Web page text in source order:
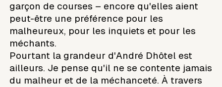
garçon de courses – encore qu'elles aient
peut-être une préférence pour les
malheureux, pour les inquiets et pour les
méchants.
Pourtant la grandeur d'André Dhôtel est
ailleurs. Je pense qu'il ne se contente jamais
du malheur et de la méchanceté. À travers